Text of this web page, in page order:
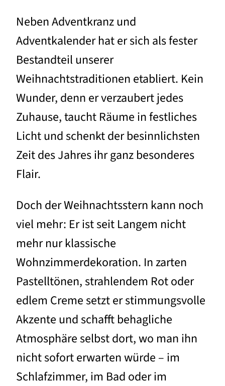
Neben Adventkranz und
Adventkalender hat er sich als fester
Bestandteil unserer
Weihnachtstraditionen etabliert. Kein
Wunder, denn er verzaubert jedes
Zuhause, taucht Räume in festliches
Licht und schenkt der besinnlichsten
Zeit des Jahres ihr ganz besonderes
Flair.
Doch der Weihnachtsstern kann noch
viel mehr: Er ist seit Langem nicht
mehr nur klassische
Wohnzimmerdekoration. In zarten
Pastelltönen, strahlendem Rot oder
edlem Creme setzt er stimmungsvolle
Akzente und schafft behagliche
Atmosphäre selbst dort, wo man ihn
nicht sofort erwarten würde – im
Schlafzimmer, im Bad oder im